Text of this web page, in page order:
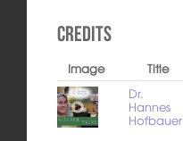
Credits
Image Title
Dr.
Hannes
Hofbauer